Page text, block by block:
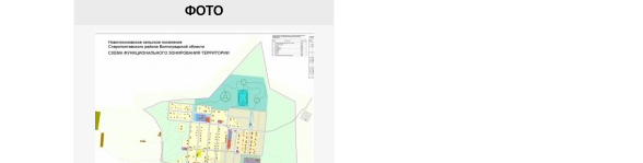
ФОТО